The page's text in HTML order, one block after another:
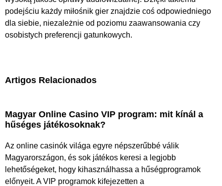
podejściu każdy miłośnik gier znajdzie coś odpowiedniego
dla siebie, niezależnie od poziomu zaawansowania czy
osobistych preferencji gatunkowych.
Artigos Relacionados
Magyar Online Casino VIP program: mit kínál a
hűséges játékosoknak?
Az online casinók világa egyre népszerűbbé válik
Magyarországon, és sok játékos keresi a legjobb
lehetőségeket, hogy kihasználhassa a hűségprogramok
előnyeit. A VIP programok kifejezetten a